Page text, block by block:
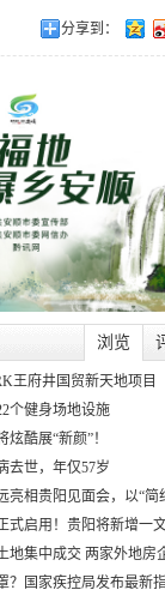
分享到：
浏览
王府井国贸新天地项目
个健身场地设施
酷展“新颜”！
去世，年仅57岁
亮相贵阳见面会，以“简
式启用！贵阳将新增一
地集中成交 两家外地房
？国家疾控局发布最新指